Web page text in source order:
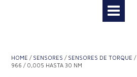
HOME / SENSORES / SENSORES DE TORQUE /
966 / 0,005 HASTA 30 NM